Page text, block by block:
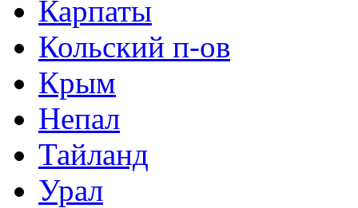
Карпаты
Кольский п-ов
Крым
Непал
Тайланд
Урал